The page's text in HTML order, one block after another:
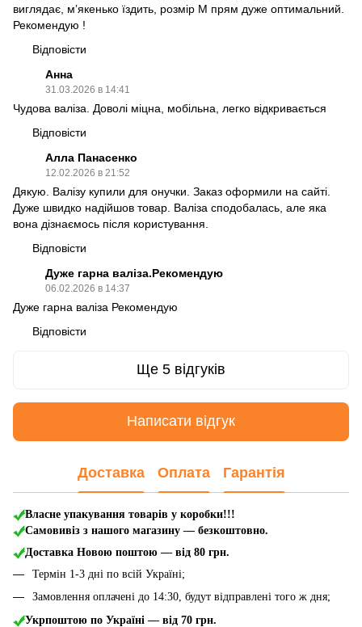
виглядає, мʼякенько їздить, розмір М прям дуже оптимальний.
Рекомендую !
Відповісти
Анна
31.03.2026 в 14:41
Чудова валіза. Доволі міцна, мобільна, легко відкривається
Відповісти
Алла Панасенко
12.02.2026 в 21:52
Дякую. Валізу купили для онучки. Заказ оформили на сайті.
Дуже швидко надійшов товар. Валіза сподобалась, але яка
вона дізнаємось після користування.
Відповісти
Дуже гарна валіза.Рекомендую
06.02.2026 в 14:37
Дуже гарна валіза Рекомендую
Відповісти
Ще 5 відгуків
Написати відгук
Доставка Оплата Гарантія
Власне упакування товарів у коробки!!!
Самовивіз з нашого магазину — безкоштовно.
Доставка Новою поштою — від 80 грн.
Термін 1-3 дні по всій Україні;
Замовлення оплачені до 14:30, будут відправлені того ж дня;
Укрпоштою по Україні — від 70 грн.